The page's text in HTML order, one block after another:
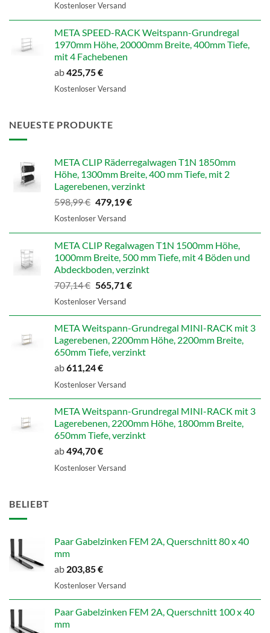
Kostenloser Versand
META SPEED-RACK Weitspann-Grundregal
1970mm Höhe, 20000mm Breite, 400mm Tiefe,
mit 4 Fachebenen
ab425,75€
Kostenloser Versand
NEUESTE PRODUKTE
META CLIP Räderregalwagen T1N 1850mm
Höhe, 1300mm Breite, 400 mm Tiefe, mit 2
Lagerebenen, verzinkt
598,99€ Ursprünglicher
Preis
479,19€Aktueller
Kostenloser Versand
META CLIP Regalwagen T1N 1500mm Höhe,
1000mm Breite, 500 mm Tiefe, mit 4 Böden und
Abdeckboden, verzinkt
707,14€ Ursprünglicher
Preis
565,71 €Aktueller
Kostenloser Versand
META Weitspann-Grundregal MINI-RACK mit 3
Lagerebenen, 2200mm Höhe, 2200mm Breite,
650mm Tiefe, verzinkt
ab611,24€
Kostenloser Versand
META Weitspann-Grundregal MINI-RACK mit 3
Lagerebenen, 2200mm Höhe, 1800mm Breite,
650mm Tiefe, verzinkt
ab494,70€
Kostenloser Versand
BELIEBT
Paar Gabelzinken FEM 2A, Querschnitt 80 x 40
mm
ab 203,85€
Kostenloser Versand
Paar Gabelzinken FEM 2A, Querschnitt 100 x 40
mm